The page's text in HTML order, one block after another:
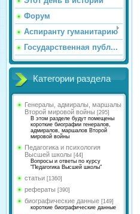
Форум
Аспиранту гуманитарию
Государственная публ...
Категории раздела
Генералы, адмиралы, маршалы
Второй мировой войны [295]
В этом разделе будут помещены
короткие биографии генералов,
адмиралов, маршалов Второй
мировой войны
Педагогика и психология
Высшей школы [44]
Вопросы и ответы по курсу
"Педагогика Высшей школы"
статьи [1360]
рефераты [390]
биографические данные [149]
короткие биографические данные